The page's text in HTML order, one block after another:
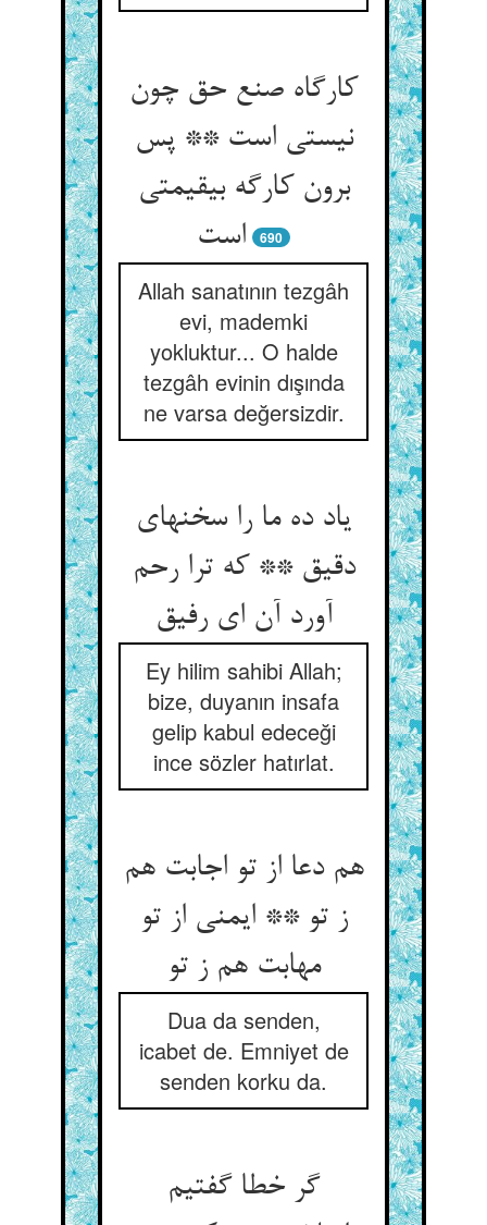
کارگاه صنع حق چون
نیستی است ** پس
برون کارگه بی‏قیمتی
است‏
690
Allah sanatının tezgâh
evi, mademki
yokluktur... O halde
tezgâh evinin dışında
ne varsa değersizdir.
یاد ده ما را سخنهای
دقیق ** که ترا رحم
آورد آن ای رفیق‏
Ey hilim sahibi Allah;
bize, duyanın insafa
gelip kabul edeceği
ince sözler hatırlat.
هم دعا از تو اجابت هم
ز تو ** ایمنی از تو
مهابت هم ز تو
Dua da senden,
icabet de. Emniyet de
senden korku da.
گر خطا گفتیم